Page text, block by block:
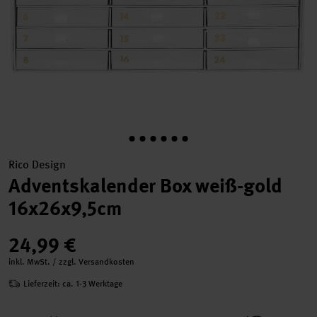
Rico Design
Adventskalender Box weiß-gold
16x26x9,5cm
24,99 €
inkl. MwSt. / zzgl. Versandkosten
Lieferzeit: ca. 1-3 Werktage